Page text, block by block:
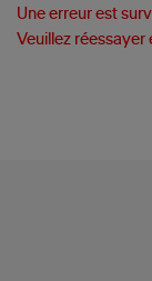
Une erreur est
Veuillez réessayer